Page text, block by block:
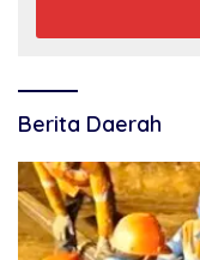
Berita Daerah